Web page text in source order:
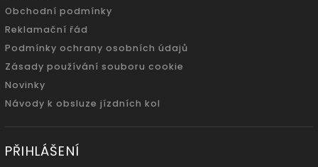
Obchodní podmínky
Reklamační řád
Podmínky ochrany osobních údajů
Zásady používání souboru cookie
Novinky
Návody k obsluze jízdních kol
PŘIHLÁŠENÍ